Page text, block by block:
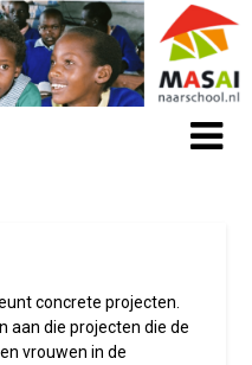
concrete projecten.
aan die projecten die de
vrouwen in de